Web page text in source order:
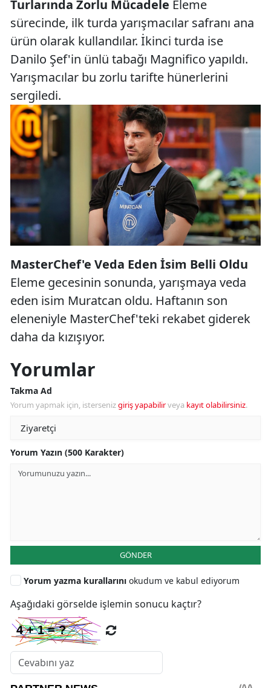
Turlarında Zorlu Mücadele Eleme
sürecinde, ilk turda yarışmacılar safranı ana
ürün olarak kullandılar. İkinci turda ise
Danilo Şef'in ünlü tabağı Magnifico yapıldı.
Yarışmacılar bu zorlu tarifte hünerlerini
sergiledi.
MasterChef'e Veda Eden İsim Belli Oldu
Eleme gecesinin sonunda, yarışmaya veda
eden isim Muratcan oldu. Haftanın son
eleneniyle MasterChef'teki rekabet giderek
daha da kızışıyor.
Yorumlar
Takma Ad
Yorum yapmak için, istersenizgiriş yapabilirveya kayıt olabilirsiniz.
Yorum Yazın (500 Karakter)
GÖNDER
Yorum yazma kurallarını okudum ve kabul ediyorum
Aşağıdaki görselde işlemin sonucu kaçtır?